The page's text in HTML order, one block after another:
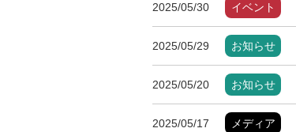
2025/05/30 イベント
2025/05/29 お知らせ
2025/05/20 お知らせ
2025/05/17 メディア